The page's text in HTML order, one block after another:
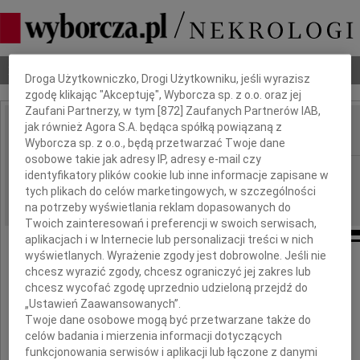
Nekrologi Odeszli Poradnik pogrzebowy
IMIĘ I NAZWISKO:
REGION: Szczecin
DATA EMISJI: 19.09.2009
Panu
Cezarowi Urbanowi
Dbamy o Twoją prywatność
Droga Użytkowniczko, Drogi Użytkowniku, jeśli wyrazisz
zgodę klikając "Akceptuję", Wyborcza sp. z o.o. oraz jej
Zaufani Partnerzy, w tym [872 ] Zaufanych Partnerów IAB,
jak również Agora S.A. będąca spółką powiązaną z
Wyborcza sp. z o.o., będą przetwarzać Twoje dane
osobowe takie jak adresy IP, adresy e-mail czy
identyfikatory plików cookie lub inne informacje zapisane w
tych plikach do celów marketingowych, w szczególności
na potrzeby wyświetlania reklam dopasowanych do
Twoich zainteresowań i preferencji w swoich serwisach,
aplikacjach i w Internecie lub personalizacji treści w nich
wyświetlanych. Wyrażenie zgody jest dobrowolne. Jeśli nie
chcesz wyrazić zgody, chcesz ograniczyć jej zakres lub
chcesz wycofać zgodę uprzednio udzieloną przejdź do
„Ustawień Zaawansowanych”.
Twoje dane osobowe mogą być przetwarzane także do
celów badania i mierzenia informacji dotyczących
funkcjonowania serwisów i aplikacji lub łączone z danymi